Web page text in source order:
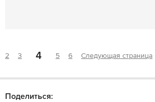
2 3 4 5 6 Следующая страница
Поделиться: